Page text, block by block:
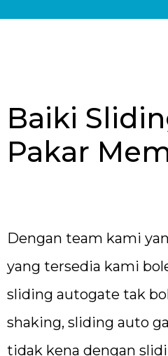
Baiki
Pakar
Dengan team kami
yang tersedia kami
sliding autogate tak
shaking, sliding auto
tidak kena dengan